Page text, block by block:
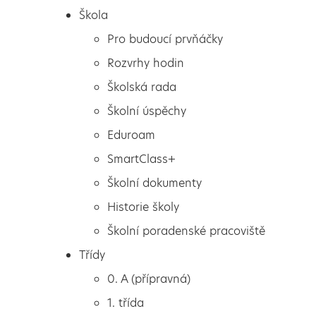
Pro budoucí prvňáčky
Rozvrhy hodin
Školská rada
Škola
Pro budoucí prvňáčky
Rozvrhy hodin
Školská rada
Školní úspěchy
Eduroam
SmartClass+
Školní dokumenty
Historie školy
Školní poradenské pracoviště
Třídy
0. A (přípravná)
1. třída
Česká národní banka